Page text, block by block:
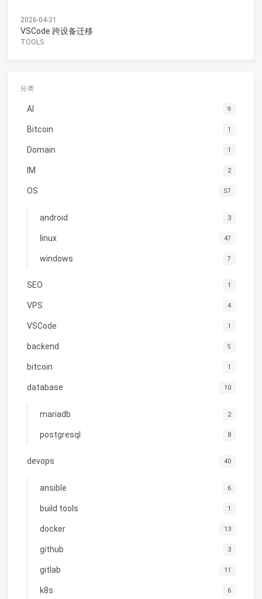
2026-04-21
VSCode 跨设备迁移
TOOLS
分类
AI 9
Bitcoin 1
Domain 1
IM 2
OS 57
android 3
linux 47
windows 7
SEO 1
VPS 4
VSCode 1
backend 5
bitcoin 1
database 10
mariadb 2
postgresql 8
devops 40
ansible 6
build tools 1
docker 13
github 3
gitlab 11
k8s 6